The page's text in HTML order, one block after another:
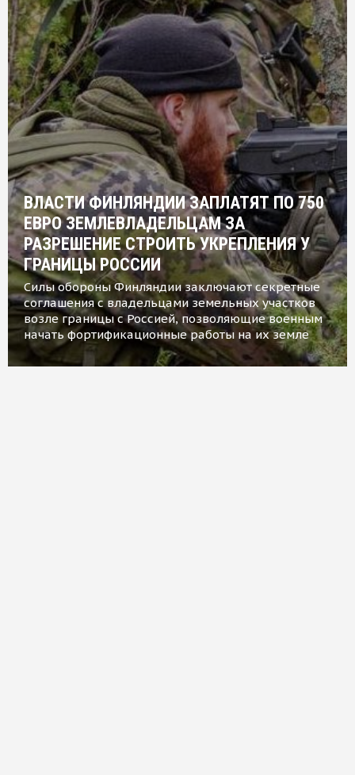
ВЛАСТИ ФИНЛЯНДИИ ЗАПЛАТЯТ ПО 750
ЕВРО ЗЕМЛЕВЛАДЕЛЬЦАМ ЗА
РАЗРЕШЕНИЕ СТРОИТЬ УКРЕПЛЕНИЯ У
ГРАНИЦЫ РОССИИ
Силы обороны Финляндии заключают секретные
соглашения с владельцами земельных участков
возле границы с Россией, позволяющие военным
начать фортификационные работы на их земле